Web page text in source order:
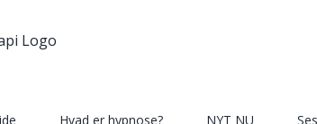
Hvad er hypnose? NYT NU